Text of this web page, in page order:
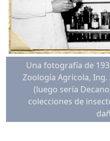
Una fotografía de
Zoología Agrícola, Ing.
(luego sería
colecciones de